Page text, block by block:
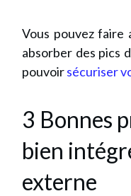
Vous pouvez faire
absorber des pics
pouvoirsécuriser
3 Bonnes
bien
externe